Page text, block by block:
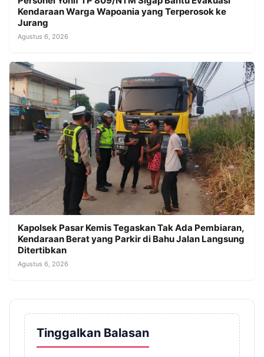
Kendaraan Warga Wapoania yang Terperosok ke
Jurang
Agustus 6, 2026
Kapolsek Pasar Kemis Tegaskan Tak Ada Pembiaran,
Kendaraan Berat yang Parkir di Bahu Jalan Langsung
Ditertibkan
Agustus 6, 2026
Tinggalkan Balasan